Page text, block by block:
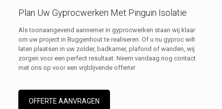
Plan Uw Gyprocwerken Met Pinguin Isolatie
Als toonaangevend aannemer in gyprocwerken staan wij klaar
om uw project in Buggenhout te realiseren. Of u nu gyproc wilt
laten plaatsen in uw zolder, badkamer, plafond of wanden, wij
zorgen voor een perfect resultaat. Neem vandaag nog contact
met ons op voor een vrijblijvende offerte!
OFFERTE AANVRAGEN